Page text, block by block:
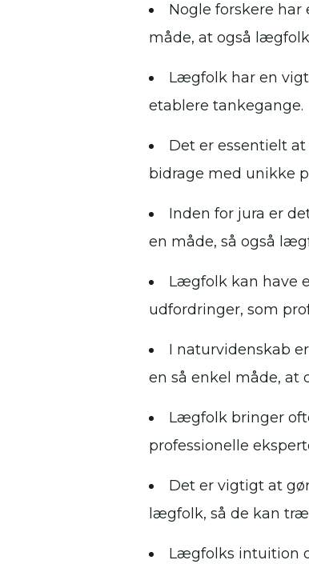
Nogle forskere
måde, at også
Lægfolk har en
etablere tankegange.
Det er essentielt
bidrage med unikke
Inden for jura er
en måde, så også
Lægfolk kan have
udfordringer, som
I naturvidenskab
en så enkel måde, at
Lægfolk bringer
professionelle
Det er vigtigt at
lægfolk, så de kan
Lægfolks intuition